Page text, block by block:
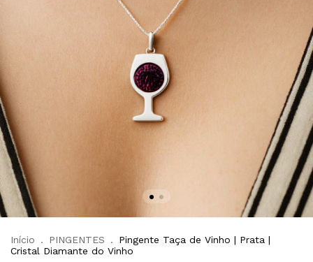
Início . PINGENTES .
Pingente Taça de Vinho | Prata |
Cristal Diamante do Vinho